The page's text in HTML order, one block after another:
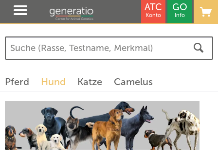
ATC
Konto
GO
Info
Pferd Hund Katze Camelus
(3)